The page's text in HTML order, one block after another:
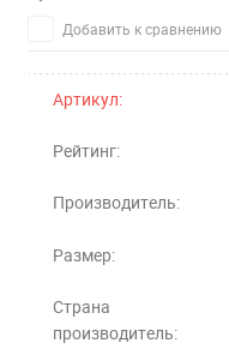
Добавить к сравнению
Артикул:
Рейтинг:
Производитель:
Размер:
Страна
производитель: